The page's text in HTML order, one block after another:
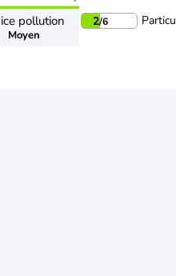
pollution
Moyen
2/6